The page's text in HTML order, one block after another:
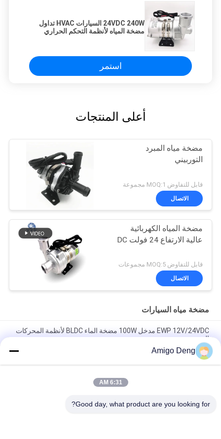
24VDC 240W السيارات HVAC تداول
مضخة المياه لأنظمة التحكم الحراري
استمر
أعلى المنتجات
مضخة مياه المبرد
التوربيني
قابل للتفاوض MOQ:1 مجموعة
الاتصال
مضخة المياه الكهربائية
عالية الارتفاع 24 فولت DC
قابل للتفاوض MOQ:5 مجموعات
الاتصال
مضخة مياه السيارات
EWP 12V/24VDC مدخل 100W مضخة الماء BLDC لأنظمة المحركات
الهجينة.
الإلكترونية الهجينة
مضخة مياه السيارات ذات الجودة العالية Bextreme Shell 24VDC
Amigo Deng
6:31 AM
Good day, what product are you looking for?